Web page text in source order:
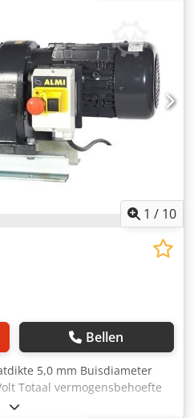
1 / 10
Bellen
5,0 mm Buisdiameter
Totaal vermogensbehoefte
kg. De elektrische